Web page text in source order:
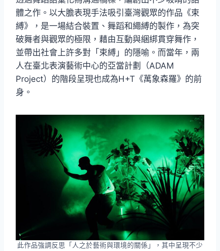
體之作。以大膽表現手法吸引臺灣觀眾的作品《束
縛》，是一場結合裝置、舞蹈和繩縛的製作，為突
破舞者與觀眾的極限，藉由互動與綑綁貫穿舞作，
並帶出社會上許多對「束縛」的隱喻。而當年，兩
人在臺北表演藝術中心的亞當計劃（ADAM
Project）的階段呈現也成為H+T《萬象森羅》的前
身。
此作品強調反思「人之於藝術與環境的關係」，其中呈現不少